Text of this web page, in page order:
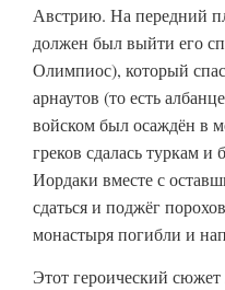
Австрию. На передний
должен был выйти его
Олимпиос), который
арнаутов (то есть
войском был осаждён в
греков сдалась туркам
Иордаки вместе с
сдаться и поджёг
монастыря погибли и
Этот героический сюжет